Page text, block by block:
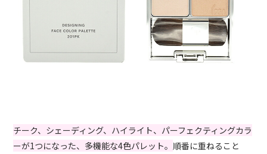
チーク、シェーディング、ハイライト、パーフェクティングカラ
ーが1つになった、多機能な4色パレット。 順番に重ねること